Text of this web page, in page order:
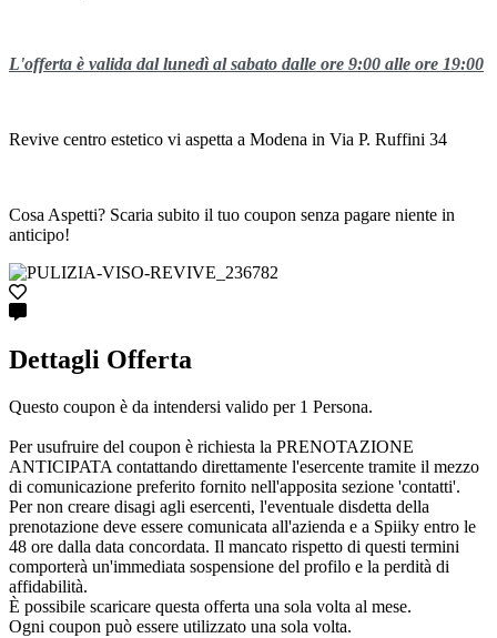
L'offerta è valida dal lunedì al sabato dalle ore 9:00 alle ore 19:00
Revive centro estetico vi aspetta a Modena in Via P. Ruffini 34
Cosa Aspetti? Scaria subito il tuo coupon senza pagare niente in
anticipo!
Dettagli Offerta
Questo coupon è da intendersi valido per 1 Persona.
Per usufruire del coupon è richiesta la PRENOTAZIONE
ANTICIPATA contattando direttamente l'esercente tramite il mezzo
di comunicazione preferito fornito nell'apposita sezione 'contatti'.
Per non creare disagi agli esercenti, l'eventuale disdetta della
prenotazione deve essere comunicata all'azienda e a Spiiky entro le
48 ore dalla data concordata. Il mancato rispetto di questi termini
comporterà un'immediata sospensione del profilo e la perdità di
affidabilità.
È possibile scaricare questa offerta una sola volta al mese.
Ogni coupon può essere utilizzato una sola volta.